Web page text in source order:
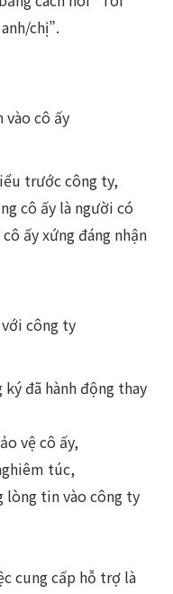
chị”.
vào cô ấy
trước công ty,
cô ấy là người có
ấy xứng đáng nhận
công ty
đã hành động thay
vệ cô ấy,
túc,
lòng tin vào công ty
cung cấp hỗ trợ là